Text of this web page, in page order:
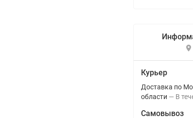
Курьер
Доставка по
области
В
Самовывоз